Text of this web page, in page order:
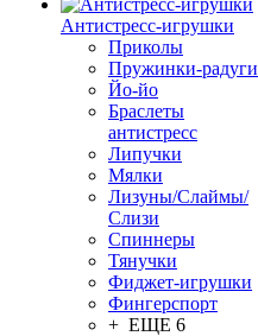
Антистресс-игрушки
Приколы
Пружинки-радуги
Йо-йо
Браслеты
антистресс
Липучки
Мялки
Лизуны/Слаймы/
Слизи
Спиннеры
Тянучки
Фиджет-игрушки
Фингерспорт
+ ЕЩЕ 6